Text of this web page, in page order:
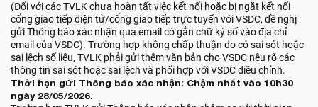
(Đối với các TVLK chưa hoàn tất việc kết nối hoặc bị ngắt kết nối
cổng giao tiếp điện tử/cổng giao tiếp trực tuyến với VSDC, đề nghị
gửi Thông báo xác nhận qua email có gắn chữ ký số vào địa chỉ
email của VSDC). Trường hợp không chấp thuận do có sai sót hoặc
sai lệch số liệu, TVLK phải gửi thêm văn bản cho VSDC nêu rõ các
thông tin sai sót hoặc sai lệch và phối hợp với VSDC điều chỉnh.
Thời hạn gửi Thông báo xác nhận: Chậm nhất vào 10h30
ngày 28/05/2026.